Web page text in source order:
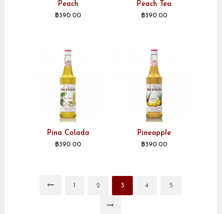
Peach
฿390.00
Peach Tea
฿390.00
Pina Colada
฿390.00
Pineapple
฿390.00
1 2 3 4 5